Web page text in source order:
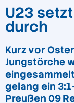
U23
durch
Kurz vor
Jungstörche
gelang ein
Preußen 09